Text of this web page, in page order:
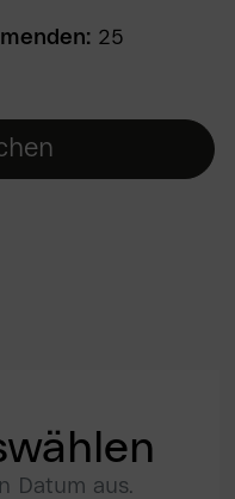
25
Datum aus.